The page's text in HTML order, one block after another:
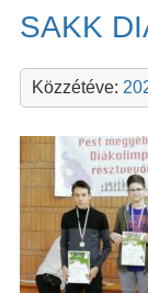
SAKK
Közzétéve: